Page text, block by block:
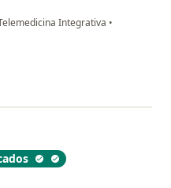
Integrativa •
Moreira